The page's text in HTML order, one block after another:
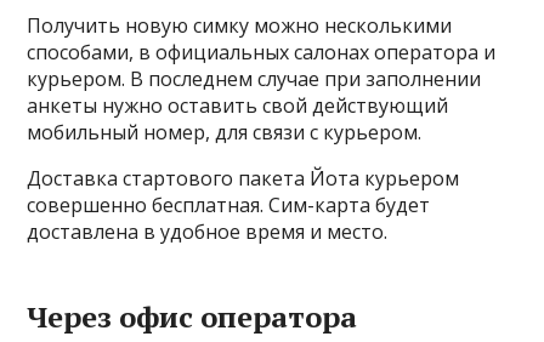
Получить новую симку можно несколькими
способами, в официальных салонах оператора и
курьером. В последнем случае при заполнении
анкеты нужно оставить свой действующий
мобильный номер, для связи с курьером.
Доставка стартового пакета Йота курьером
совершенно бесплатная. Сим-карта будет
доставлена в удобное время и место.
Через офис оператора